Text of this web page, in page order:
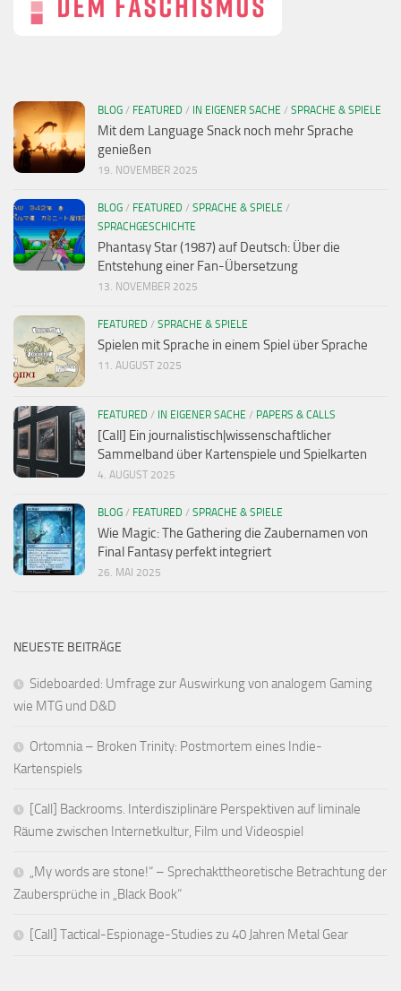
BLOG / FEATURED / IN EIGENER SACHE / SPRACHE & SPIELE
Mit dem Language Snack noch mehr Sprache
genießen
19. NOVEMBER 2025
BLOG / FEATURED / SPRACHE & SPIELE /
SPRACHGESCHICHTE
Phantasy Star (1987) auf Deutsch: Über die
Entstehung einer Fan-Übersetzung
13. NOVEMBER 2025
FEATURED / SPRACHE & SPIELE
Spielen mit Sprache in einem Spiel über Sprache
11. AUGUST 2025
FEATURED / IN EIGENER SACHE / PAPERS & CALLS
[Call] Ein journalistisch|wissenschaftlicher
Sammelband über Kartenspiele und Spielkarten
4. AUGUST 2025
BLOG / FEATURED / SPRACHE & SPIELE
Wie Magic: The Gathering die Zaubernamen von
Final Fantasy perfekt integriert
26. MAI 2025
NEUESTE BEITRÄGE
Sideboarded: Umfrage zur Auswirkung von analogem Gaming
wie MTG und D&D
Ortomnia – Broken Trinity: Postmortem eines Indie-
Kartenspiels
[Call] Backrooms. Interdisziplinäre Perspektiven auf liminale
Räume zwischen Internetkultur, Film und Videospiel
„My words are stone!“ – Sprechakttheoretische Betrachtung der
Zaubersprüche in „Black Book“
[Call] Tactical-Espionage-Studies zu 40 Jahren Metal Gear